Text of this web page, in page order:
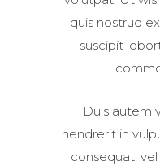
quis nostrud
suscipit
Duis autem
hendrerit in
consequat,